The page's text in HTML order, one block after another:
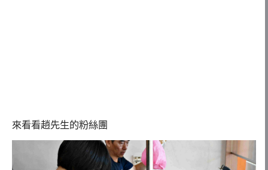
來看看趙先生的粉絲團